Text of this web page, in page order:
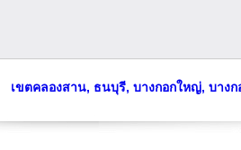
เขตคลองสาน, ธนบุรี, บางกอกใหญ่, บาง